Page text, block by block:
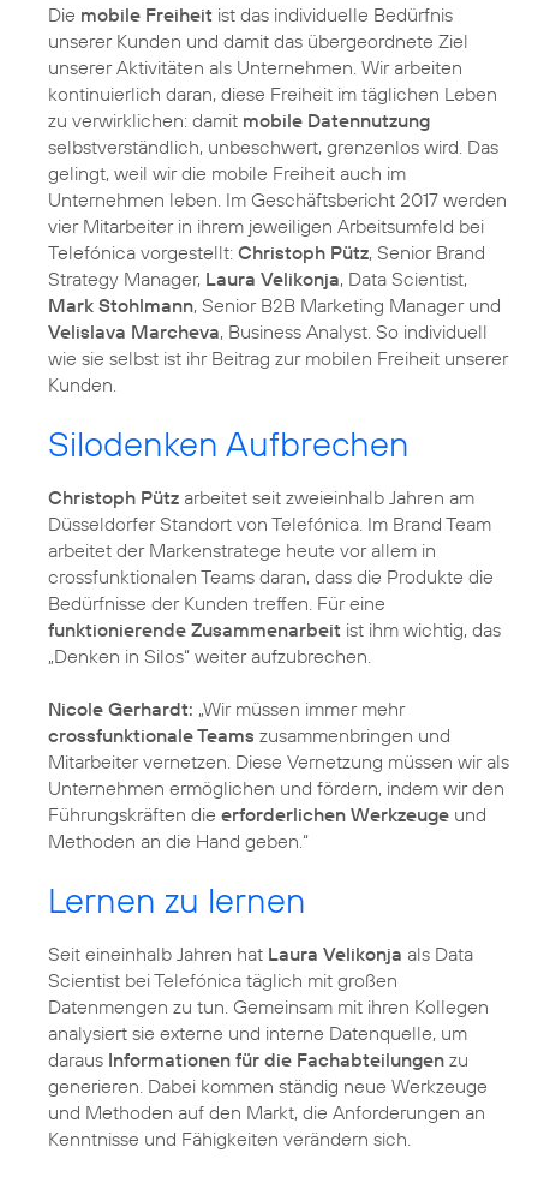
Die mobile Freiheit ist das individuelle Bedürfnis
unserer Kunden und damit das übergeordnete Ziel
unserer Aktivitäten als Unternehmen. Wir arbeiten
kontinuierlich daran, diese Freiheit im täglichen Leben
zu verwirklichen: damit mobile Datennutzung
selbstverständlich, unbeschwert, grenzenlos wird. Das
gelingt, weil wir die mobile Freiheit auch im
Unternehmen leben. Im Geschäftsbericht 2017 werden
vier Mitarbeiter in ihrem jeweiligen Arbeitsumfeld bei
Telefónica vorgestellt: Christoph Pütz, Senior Brand
Strategy Manager, Laura Velikonja, Data Scientist,
Mark Stohlmann, Senior B2B Marketing Manager und
Velislava Marcheva, Business Analyst. So individuell
wie sie selbst ist ihr Beitrag zur mobilen Freiheit unserer
Kunden.
Silodenken Aufbrechen
Christoph Pütz arbeitet seit zweieinhalb Jahren am
Düsseldorfer Standort von Telefónica. Im Brand Team
arbeitet der Markenstratege heute vor allem in
crossfunktionalen Teams daran, dass die Produkte die
Bedürfnisse der Kunden treffen. Für eine
funktionierende Zusammenarbeit ist ihm wichtig, das
„Denken in Silos“ weiter aufzubrechen.
Nicole Gerhardt: „Wir müssen immer mehr
crossfunktionale Teams zusammenbringen und
Mitarbeiter vernetzen. Diese Vernetzung müssen wir als
Unternehmen ermöglichen und fördern, indem wir den
Führungskräften die erforderlichen Werkzeuge und
Methoden an die Hand geben.“
Lernen zu lernen
Seit eineinhalb Jahren hat Laura Velikonja als Data
Scientist bei Telefónica täglich mit großen
Datenmengen zu tun. Gemeinsam mit ihren Kollegen
analysiert sie externe und interne Datenquelle, um
daraus Informationen für die Fachabteilungen zu
generieren. Dabei kommen ständig neue Werkzeuge
und Methoden auf den Markt, die Anforderungen an
Kenntnisse und Fähigkeiten verändern sich.